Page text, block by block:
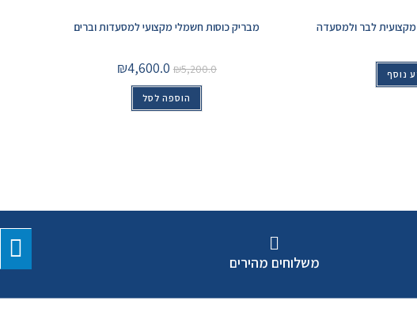
מבריק כוסות חשמלי מקצועי למסעדות וברים
₪5,200.0
₪4,600.0
הוספה לסל
לבר ולמסעדה
נוסף
משלוחים מהירים